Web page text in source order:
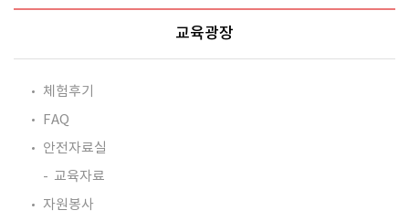
교육광장
체험후기
FAQ
안전자료실
교육자료
자원봉사